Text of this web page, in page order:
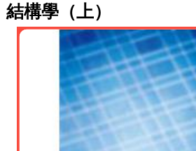
結構學（上）